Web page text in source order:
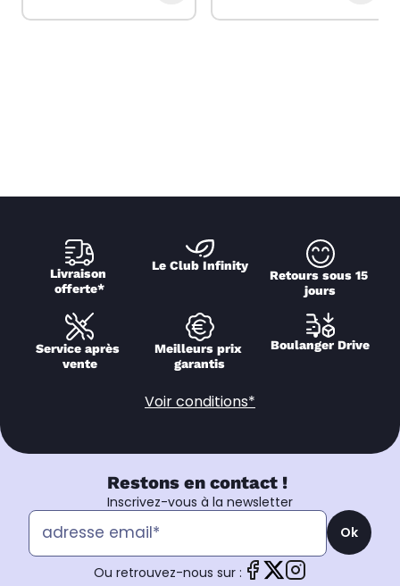
Livraison
offerte*
Le Club Infinity
Retours sous 15
jours
Service après
vente
Meilleurs prix
garantis
Boulanger Drive
Voir conditions*
Restons en contact !
Inscrivez-vous à la newsletter
Ok
Ou retrouvez-nous sur :